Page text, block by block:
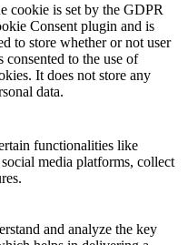
cookie is set by the GDPR
Consent plugin and is
to store whether or not user
consented to the use of
It does not store any
data.
functionalities like
media platforms, collect
and analyze the key